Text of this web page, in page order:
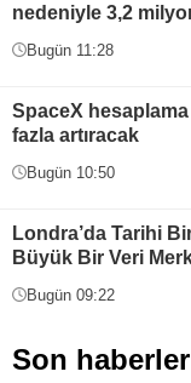
nedeniyle 3,2
Bugün 11:28
SpaceX
fazla artıracak
Bugün 10:50
Londra’da Tarihi
Büyük Bir Veri
Bugün 09:22
Son haberler